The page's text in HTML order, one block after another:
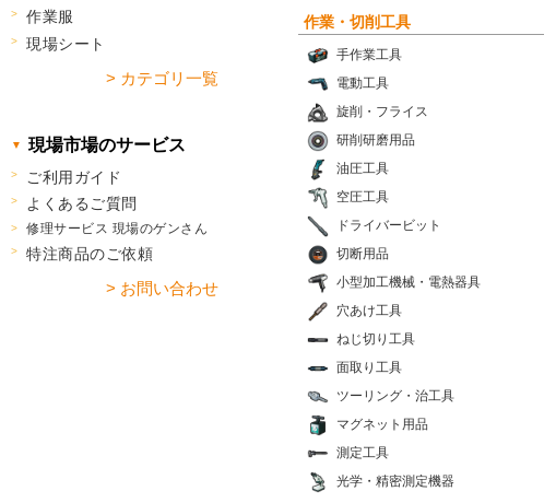
作業・切削工具
手作業工具
電動工具
旋削・フライス
研削研磨用品
油圧工具
空圧工具
ドライバービット
切断用品
小型加工機械・電熱器具
穴あけ工具
ねじ切り工具
面取り工具
ツーリング・治工具
マグネット用品
測定工具
光学・精密測定機器
作業服
現場シート
> カテゴリ一覧
現場市場のサービス
ご利用ガイド
よくあるご質問
修理サービス 現場のゲンさん
特注商品のご依頼
> お問い合わせ